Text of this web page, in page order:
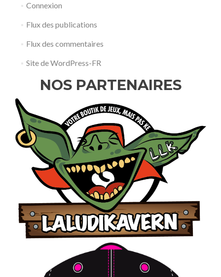
Connexion
Flux des publications
Flux des commentaires
Site de WordPress-FR
NOS PARTENAIRES